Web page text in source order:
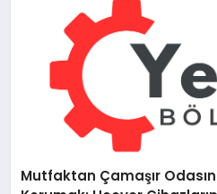
Mutfaktan Çamaşır